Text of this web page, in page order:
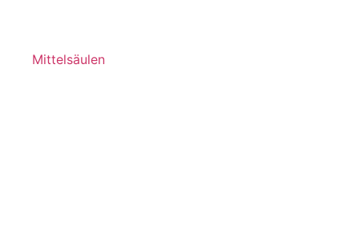
Mittelsäulen